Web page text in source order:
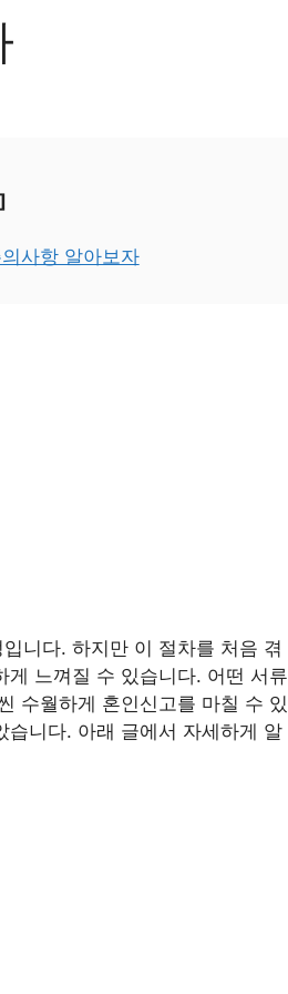
사항 알아보자
니다. 하지만 이 절차를 처음 겪
느껴질 수 있습니다. 어떤 서류
수월하게 혼인신고를 마칠 수 있
습니다. 아래 글에서 자세하게 알